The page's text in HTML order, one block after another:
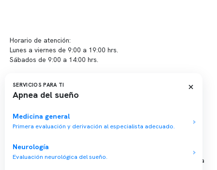
Horario de atención:
Lunes a viernes de 9:00 a 19:00 hrs.
Sábados de 9:00 a 14:00 hrs.
Sucursales
📍 Vitacura: Av. Kennedy 5488, Patio Inglés, piso -1, local 003
📍 Providencia: Av. Andrés Bello 2337, local 2
Reserva tu hora
Agenda tu consulta médica o examen del sueño de forma rápida
SERVICIOS PARA TI
Apnea del sueño
×
Medicina general
Primera evaluación y derivación al especialista adecuado.
Neurología
Evaluación neurológica del sueño.